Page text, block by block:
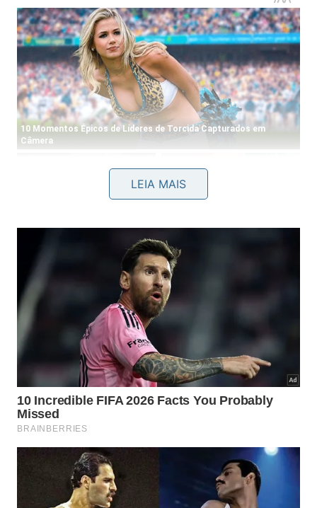
Além da resistência física, o material apresenta um
desempenho térmico excelente, o que contribui
diretamente para a redução do consumo de
eletricidade em sistemas de climatização interna.
Esta característica é essencial para projetos que
buscam certificações de eficiência energética e
selos de qualidade ambiental de alto nível no
mercado global. O conforto dos usuários finais é
garantido por uma tecnologia que equilibra
proteção térmica e estabilidade mecânica.
LEIA MAIS